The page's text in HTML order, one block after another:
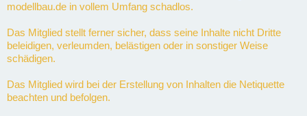
modellbau.de in vollem Umfang schadlos.
Das Mitglied stellt ferner sicher, dass seine Inhalte nicht Dritte
beleidigen, verleumden, belästigen oder in sonstiger Weise
schädigen.
Das Mitglied wird bei der Erstellung von Inhalten die Netiquette
beachten und befolgen.